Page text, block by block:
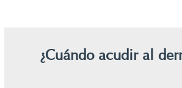
¿Cuándo acudir al